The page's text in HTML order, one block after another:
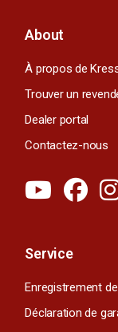
About
À propos de
Trouver un
Dealer portal
Contactez-nous
Service
Enregistrement
Déclaration de